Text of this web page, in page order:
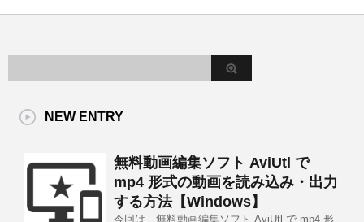
NEW ENTRY
無料動画編集ソフト AviUtl で
mp4 形式の動画を読み込み・出力
する方法【Windows】
今回は、無料動画編集ソフト AviUtl で mp4 形